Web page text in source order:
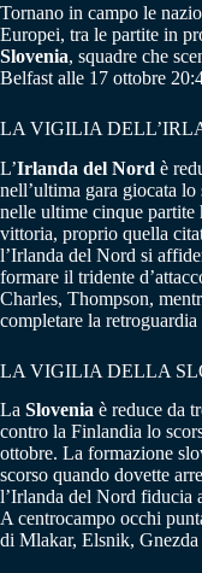
Tornano in campo le
Europei, tra le partite in
Slovenia, squadre che
Belfast alle 17 ottobre
LA VIGILIA
L’Irlanda del Nord è
nell’ultima gara giocata
nelle ultime cinque partite
vittoria, proprio quella
l’Irlanda del Nord si
formare il tridente
Charles, Thompson,
completare la
LA VIGILIA DELLA
La Slovenia è reduce da
contro la Finlandia lo
ottobre. La formazione
scorso quando dovette
l’Irlanda del Nord fiducia
A centrocampo occhi
di Mlakar, Elsnik,